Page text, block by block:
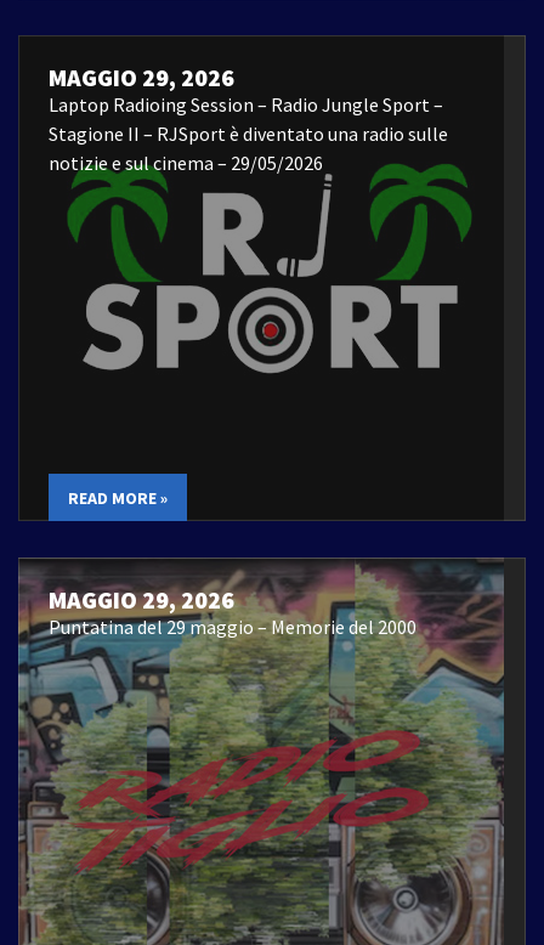
MAGGIO 29, 2026
Laptop Radioing Session – Radio Jungle Sport –
Stagione II – RJSport è diventato una radio sulle
notizie e sul cinema – 29/05/2026
READ MORE »
MAGGIO 29, 2026
Puntatina del 29 maggio – Memorie del 2000